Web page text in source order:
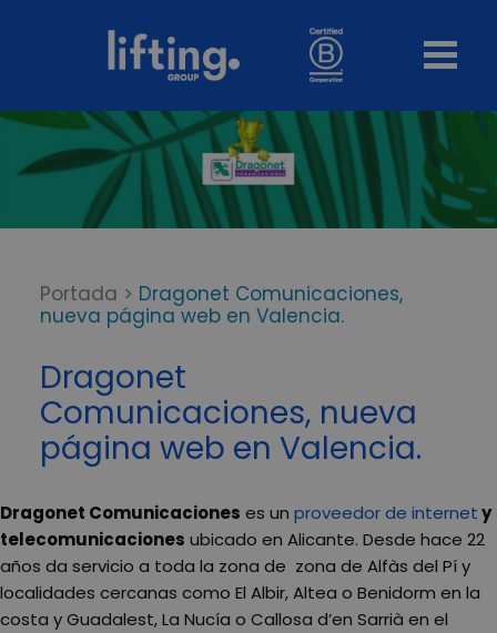
Portada > Dragonet Comunicaciones,
nueva página web en Valencia.
Dragonet
Comunicaciones, nueva
página web en Valencia.
Dragonet Comunicaciones es un proveedor de internety
telecomunicaciones ubicado en Alicante. Desde hace 22
años da servicio a toda la zona de zona de Alfàs del Pí y
localidades cercanas como El Albir, Altea o Benidorm en la
costa y Guadalest, La Nucía o Callosa d’en Sarrià en el